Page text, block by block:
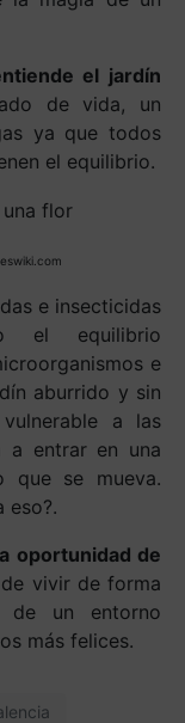
el jardín
de vida, un
ya que todos
el equilibrio.
e insecticidas
el equilibrio
e
aburrido y sin
a las
a entrar en una
que se mueva.
eso?.
oportunidad de
vivir de forma
de un entorno
más felices.